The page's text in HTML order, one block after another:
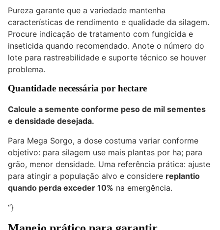
Pureza garante que a variedade mantenha
características de rendimento e qualidade da silagem.
Procure indicação de tratamento com fungicida e
inseticida quando recomendado. Anote o número do
lote para rastreabilidade e suporte técnico se houver
problema.
Quantidade necessária por hectare
Calcule a semente conforme peso de mil sementes
e densidade desejada.
Para Mega Sorgo, a dose costuma variar conforme
objetivo: para silagem use mais plantas por ha; para
grão, menor densidade. Uma referência prática: ajuste
para atingir a população alvo e considere replantio
quando perda exceder 10% na emergência.
“}